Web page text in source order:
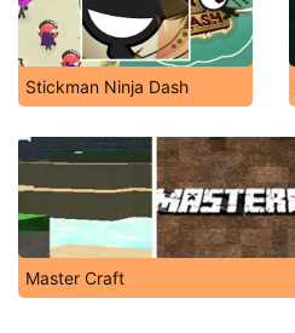
Stickman Ninja Dash
Master Craft